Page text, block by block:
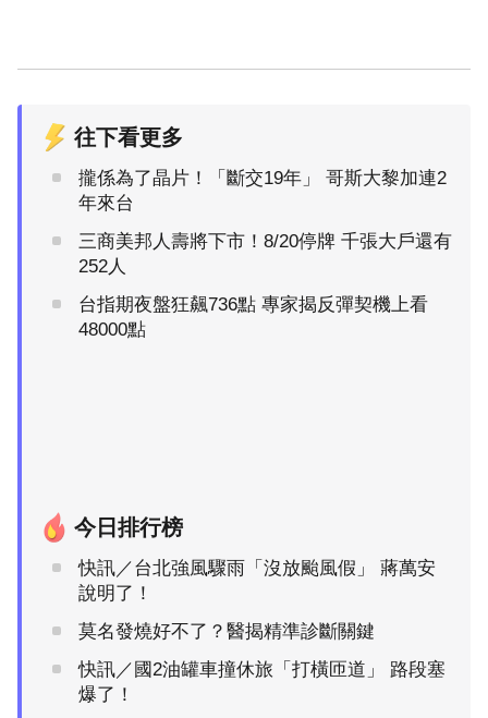
往下看更多
攏係為了晶片！「斷交19年」 哥斯大黎加連2
年來台
三商美邦人壽將下市！8/20停牌 千張大戶還有
252人
台指期夜盤狂飆736點 專家揭反彈契機上看
48000點
今日排行榜
快訊／台北強風驟雨「沒放颱風假」 蔣萬安
說明了！
莫名發燒好不了？醫揭精準診斷關鍵
快訊／國2油罐車撞休旅「打橫匝道」 路段塞
爆了！